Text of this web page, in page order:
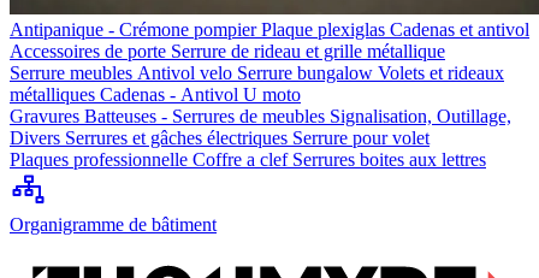
Antipanique - Crémone pompierPlaque plexiglas Cadenas et antivol
Accessoires de porte Serrure de rideau et grille métallique
Serrure meubles Antivol velo Serrure bungalow Volets et rideaux
métalliques Cadenas - Antivol U moto
Gravures Batteuses - Serrures de meubles Signalisation, Outillage,
Divers Serrures et gâches électriques Serrure pour volet
Plaques professionnelle Coffre a clef Serrures boites aux lettres
Organigramme de bâtiment